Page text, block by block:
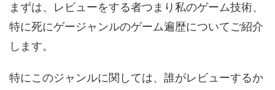
まずは、レビューをする者つまり私のゲーム技術、
特に死にゲージャンルのゲーム遍歴についてご紹介
します。
特にこのジャンルに関しては、誰がレビューするか